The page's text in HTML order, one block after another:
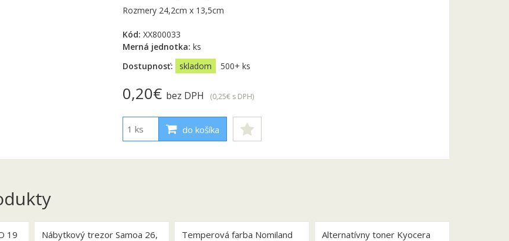
Rozmery 24,2cm x 13,5cm
Kód: XX800033
Merná jednotka: ks
Dostupnosť:
skladom 500+ ks
0,20€ bez DPH (0,25€ s DPH)
do košíka
19
Nábytkový trezor Samoa 26,
Temperová farba Nomiland
Alternatívny toner Kyocera